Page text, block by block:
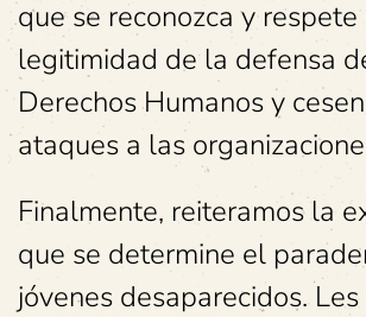
que se reconozca y respete
legitimidad de la defensa
Derechos Humanos y
ataques a las
Finalmente, reiteramos la
que se determine el
jóvenes desaparecidos.